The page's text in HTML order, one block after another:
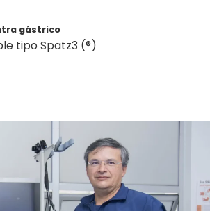
gástrico
tipo Spatz3 (®)